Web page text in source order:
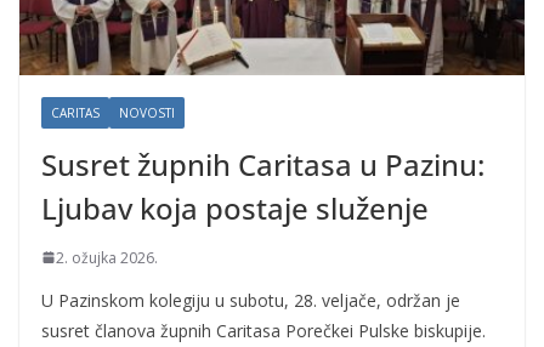
CARITAS NOVOSTI
Susret župnih Caritasa u Pazinu:
Ljubav koja postaje služenje
2. ožujka 2026.
U Pazinskom kolegiju u subotu, 28. veljače, održan je
susret članova župnih Caritasa Porečkei Pulske biskupije.